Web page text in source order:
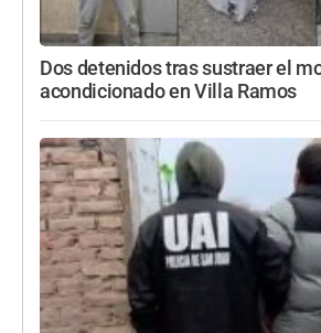
Dos detenidos tras sustraer el
acondicionado en Villa Ramos